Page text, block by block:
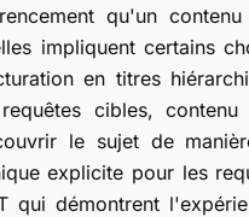
qu'un
impliquent certains
en titres
cibles, contenu
le sujet de
explicite pour les
qui démontrent